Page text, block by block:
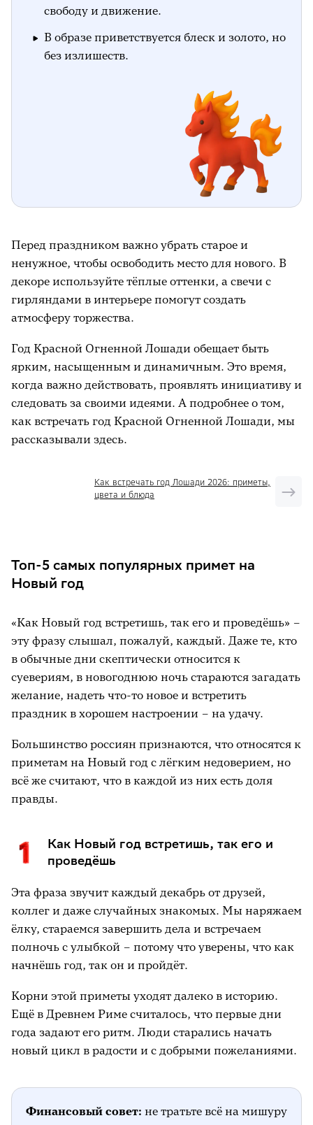
свободу и движение.
В образе приветствуется блеск и золото, но
без излишеств.
Перед праздником важно убрать старое и
ненужное, чтобы освободить место для нового. В
декоре используйте тёплые оттенки, а свечи с
гирляндами в интерьере помогут создать
атмосферу торжества.
Год Красной Огненной Лошади обещает быть
ярким, насыщенным и динамичным. Это время,
когда важно действовать, проявлять инициативу и
следовать за своими идеями. А подробнее о том,
как встречать год Красной Огненной Лошади, мы
рассказывали здесь.
Как встречать год Лошади 2026: приметы,
цвета и блюда
Топ-5 самых популярных примет на
Новый год
«Как Новый год встретишь, так его и проведёшь» –
эту фразу слышал, пожалуй, каждый. Даже те, кто
в обычные дни скептически относится к
суевериям, в новогоднюю ночь стараются загадать
желание, надеть что-то новое и встретить
праздник в хорошем настроении – на удачу.
Большинство россиян признаются, что относятся к
приметам на Новый год с лёгким недоверием, но
всё же считают, что в каждой из них есть доля
правды.
Как Новый год встретишь, так его и
проведёшь
Эта фраза звучит каждый декабрь от друзей,
коллег и даже случайных знакомых. Мы наряжаем
ёлку, стараемся завершить дела и встречаем
полночь с улыбкой – потому что уверены, что как
начнёшь год, так он и пройдёт.
Корни этой приметы уходят далеко в историю.
Ещё в Древнем Риме считалось, что первые дни
года задают его ритм. Люди старались начать
новый цикл в радости и с добрыми пожеланиями.
Финансовый совет: не тратьте всё на мишуру